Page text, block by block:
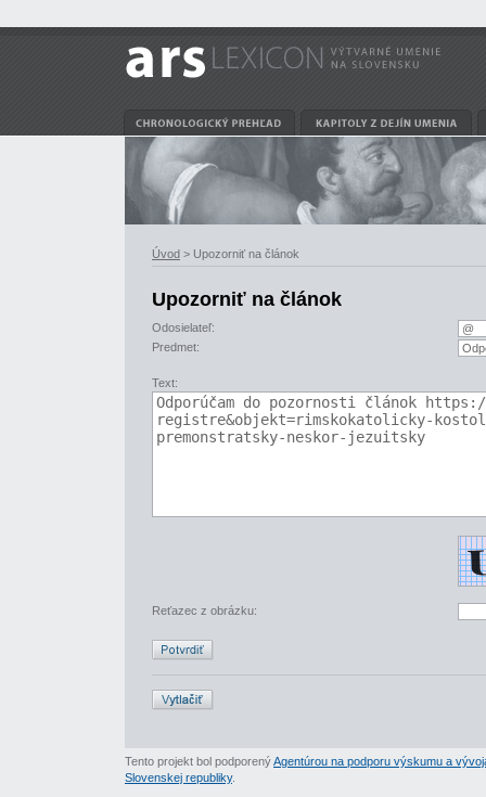
Úvod > Upozorniť na článok
Upozorniť na článok
Odosielateľ:
Predmet:
Text:
Reťazec z obrázku:
Tento projekt bol podporenýAgentúrou na podporu výskumu a
Slovenskej republiky.